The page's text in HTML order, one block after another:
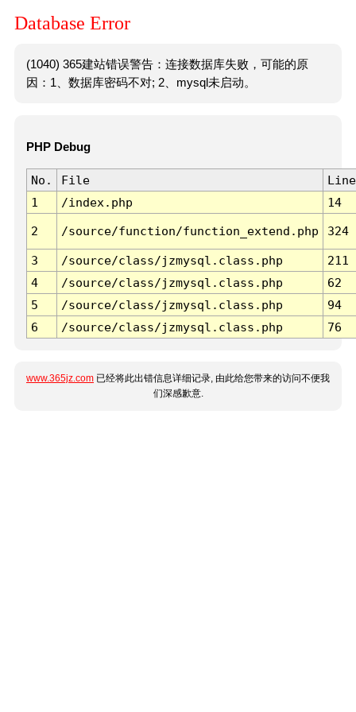
Database Error
(1040) 365建站错误警告：连接数据库失败，可能的原
因：1、数据库密码不对; 2、mysql未启动。
PHP Debug
No. File
Line
1
/index.php 14
2 /source/function/function_extend.php 324
3 /source/class/jzmysql.class.php
211
4
/source/class/jzmysql.class.php
62
5
/source/class/jzmysql.class.php
94
6
/source/class/jzmysql.class.php 76
www.365jz.com 已经将此出错信息详细记录, 由此给您带来的访问不便我
们深感歉意.